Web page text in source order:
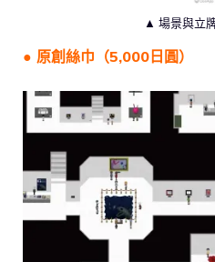
▲ 場景與立
● 原創絲巾（5,000日圓）